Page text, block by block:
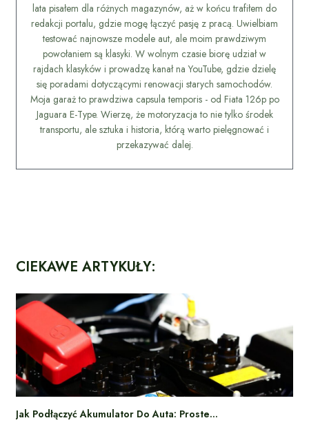
lata pisałem dla różnych magazynów, aż w końcu trafiłem do
redakcji portalu, gdzie mogę łączyć pasję z pracą. Uwielbiam
testować najnowsze modele aut, ale moim prawdziwym
powołaniem są klasyki. W wolnym czasie biorę udział w
rajdach klasyków i prowadzę kanał na YouTube, gdzie dzielę
się poradami dotyczącymi renowacji starych samochodów.
Moja garaż to prawdziwa capsula temporis - od Fiata 126p po
Jaguara E-Type. Wierzę, że motoryzacja to nie tylko środek
transportu, ale sztuka i historia, którą warto pielęgnować i
przekazywać dalej.
CIEKAWE ARTYKUŁY:
Jak Podłączyć Akumulator Do Auta: Proste…